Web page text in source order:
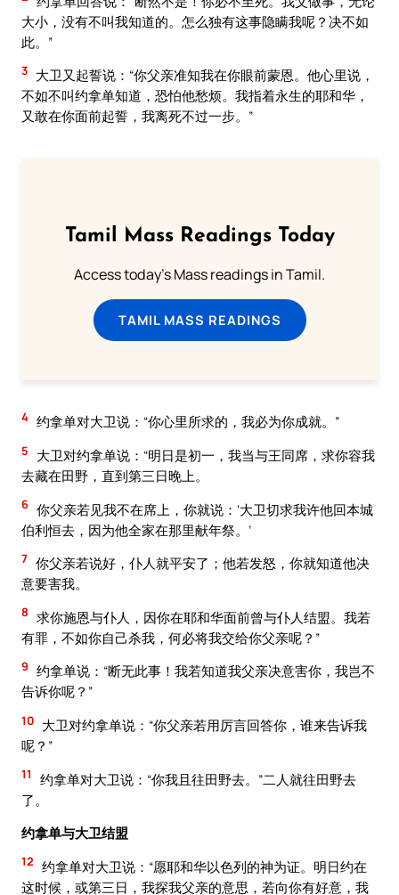
大小，没有不叫我知道的。怎么独有这事隐瞒我呢？决不如
此。”
3 大卫又起誓说：“你父亲准知我在你眼前蒙恩。他心里说，
不如不叫约拿单知道，恐怕他愁烦。我指着永生的耶和华，
又敢在你面前起誓，我离死不过一步。”
Tamil Mass Readings Today
Access today's Mass readings in Tamil.
TAMIL MASS READINGS
4 约拿单对大卫说：“你心里所求的，我必为你成就。”
5
大卫对约拿单说：“明日是初一，我当与王同席，求你容我
去藏在田野，直到第三日晚上。
6 你父亲若见我不在席上，你就说：‘大卫切求我许他回本城
伯利恒去，因为他全家在那里献年祭。’
7 你父亲若说好，仆人就平安了；他若发怒，你就知道他决
意要害我。
8 求你施恩与仆人，因你在耶和华面前曾与仆人结盟。我若
有罪，不如你自己杀我，何必将我交给你父亲呢？”
9 约拿单说：“断无此事！我若知道我父亲决意害你，我岂不
告诉你呢？”
10 大卫对约拿单说：“你父亲若用厉言回答你，谁来告诉我
呢？”
11
约拿单对大卫说：“你我且往田野去。”二人就往田野去
了。
约拿单与大卫结盟
12 约拿单对大卫说：“愿耶和华以色列的神为证。明日约在
这时候，或第三日，我探我父亲的意思，若向你有好意，我